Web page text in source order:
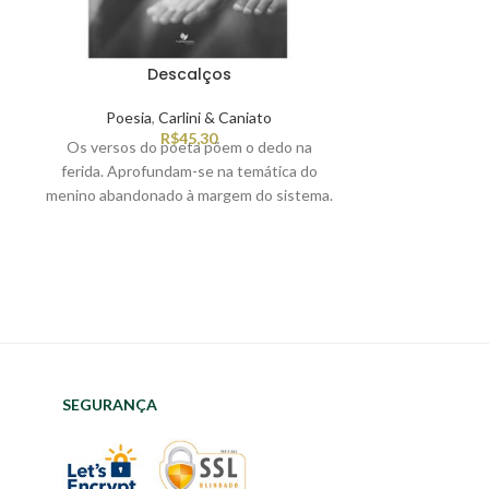
Descalços
Poesia,Carlini & Caniato
R$45,30
Os versos do poeta põem o dedo na
ferida. Aprofundam-se na temática do
menino abandonado à margem do sistema.
SEGURANÇA